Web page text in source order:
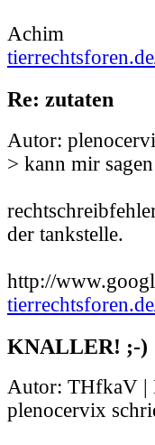
Achim
Re: zutaten
Autor:
> kann mir
der tankstelle.
http://
KNALLER! ;-)
Autor: THfkaV |
plenocervix